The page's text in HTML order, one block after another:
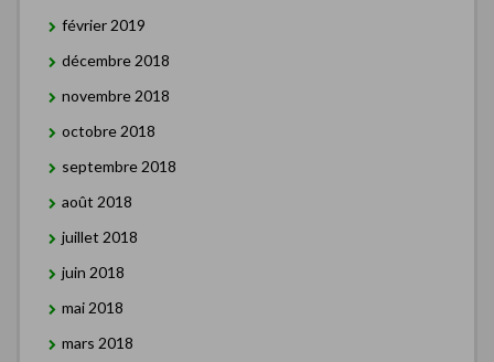
février 2019
décembre 2018
novembre 2018
octobre 2018
septembre 2018
août 2018
juillet 2018
juin 2018
mai 2018
mars 2018